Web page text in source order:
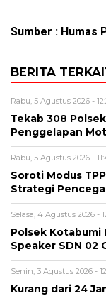
Sumber : Humas
BERITA
Rabu, 5 Agustus 2026 -
Tekab 308
Penggelapan
Rabu, 5 Agustus 2026 -
Soroti Modus
Strategi
Selasa, 4 Agustus 2026 -
Polsek Kotabumi
Speaker SDN 02
Senin, 3 Agustus 2026 -
Kurang dari 24